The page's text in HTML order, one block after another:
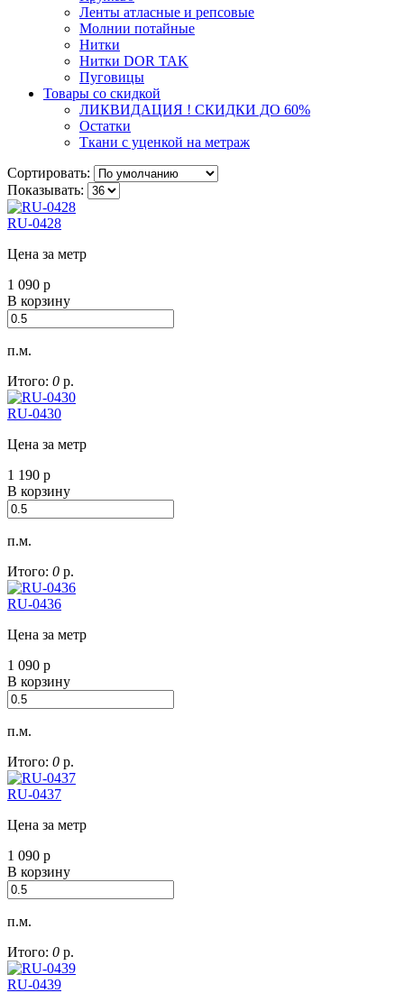
Ленты атласные и репсовые
Молнии потайные
Нитки
Нитки DOR TAK
Пуговицы
Товары со скидкой
ЛИКВИДАЦИЯ ! СКИДКИ ДО 60%
Остатки
Ткани с уценкой на метраж
Сортировать:
Показывать:
RU-0428
Цена за метр
1 090 р
В корзину
п.м.
Итого: 0 р.
RU-0430
Цена за метр
1 190 р
В корзину
п.м.
Итого: 0 р.
RU-0436
Цена за метр
1 090 р
В корзину
п.м.
Итого: 0 р.
RU-0437
Цена за метр
1 090 р
В корзину
п.м.
Итого: 0 р.
RU-0439